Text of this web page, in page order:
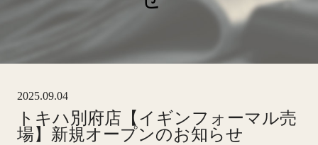
2025.09.04
トキハ別府店【イギンフォーマル売
場】新規オープンのお知らせ